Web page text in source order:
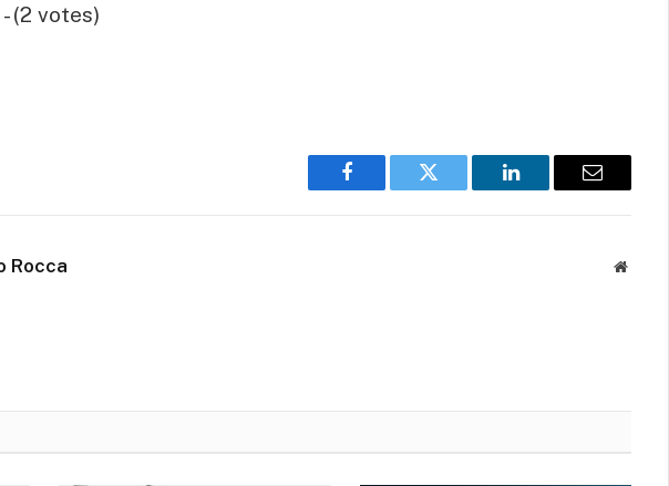
(2 votes)
Facebook Twitter LinkedIn Email
Rocca Website